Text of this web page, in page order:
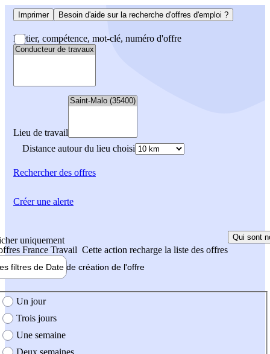
Imprimer Besoin d'aide sur la recherche d'offres d'emploi ?
Métier, compétence, mot-clé, numéro d'offre
Lieu de travail
Distance autour du lieu choisi
Rechercherdes offres
uniquement
France Travail Cette action recharge la liste des offres
Qui sont
filtres de Date de création de l'offre
création de l'offre
Un jour
Trois jours
Une semaine
Deux semaines
Créer une alerte